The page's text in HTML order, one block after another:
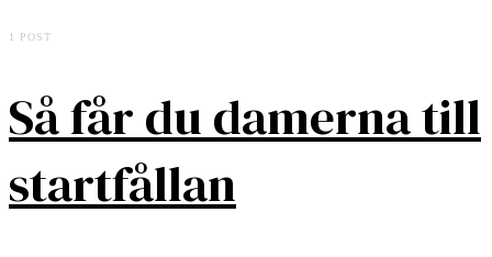
1 POST
Så får du damerna till
startfållan